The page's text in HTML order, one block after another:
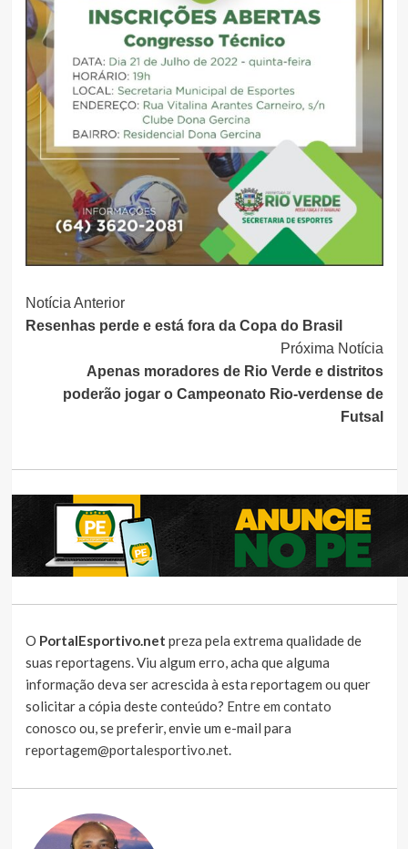
Continue
Lendo
Notícia Anterior
Resenhas perde e está fora da Copa do Brasil
Próxima Notícia
Apenas moradores de Rio Verde e distritos
poderão jogar o Campeonato Rio-verdense de
Futsal
O PortalEsportivo.net preza pela extrema qualidade de
suas reportagens. Viu algum erro, acha que alguma
informação deva ser acrescida à esta reportagem ou quer
solicitar a cópia deste conteúdo? Entre em contato
conosco ou, se preferir, envie um e-mail para
reportagem@portalesportivo.net.